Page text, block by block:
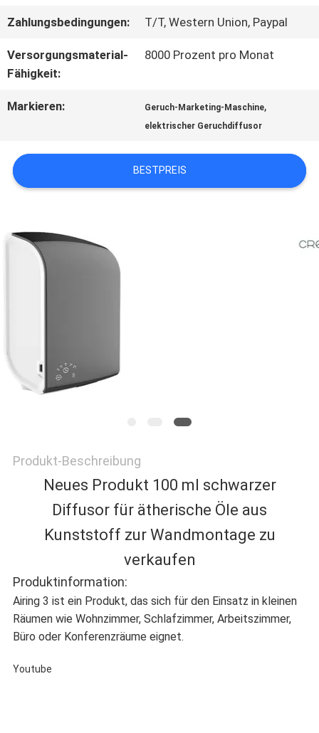
TRETEN
SIE
MIT
IN
VERBINDUNG
NACHRICHTEN
ZITAT
DATENSCHUTZRICHTLINIE
Zahlungsbedingungen: T/T, Western Union, Paypal
Versorgungsmaterial-
Fähigkeit:
8000 Prozent pro Monat
Markieren: Geruch-Marketing-Maschine,
elektrischer Geruchdiffusor
BESTPREIS
Produkt-Beschreibung
Neues Produkt 100 ml schwarzer
Diffusor für ätherische Öle aus
Kunststoff zur Wandmontage zu
verkaufen
Produktinformation:
Airing 3 ist ein Produkt, das sich für den Einsatz in kleinen
Räumen wie Wohnzimmer, Schlafzimmer, Arbeitszimmer,
Büro oder Konferenzräume eignet.
Youtube